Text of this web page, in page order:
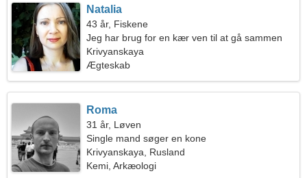
Natalia
43 år, Fiskene
Jeg har brug for en kær ven til at gå sammen
Krivyanskaya
Ægteskab
Roma
31 år, Løven
Single mand søger en kone
Krivyanskaya, Rusland
Kemi, Arkæologi